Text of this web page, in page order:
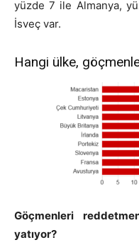
yüzde 7 ile Almanya,
İsveç var.
Hangi ülke,
Göçmenleri
yatıyor?